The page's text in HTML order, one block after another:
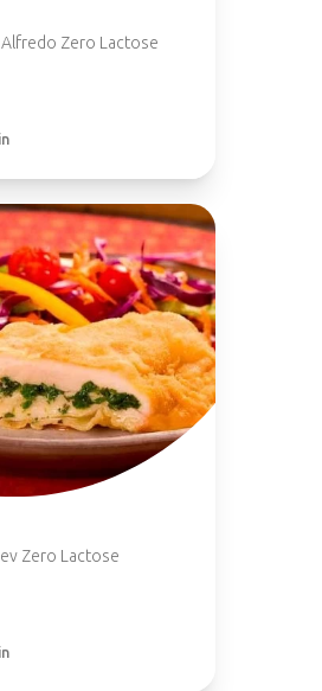
Zero Lactose
Zero Lactose